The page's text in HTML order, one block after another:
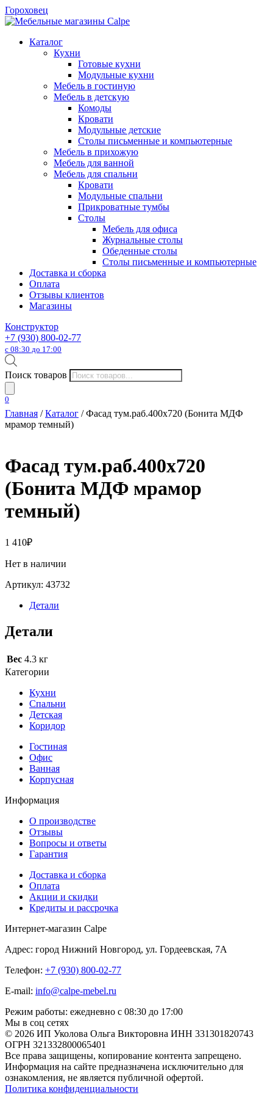
Гороховец
Каталог
Кухни
Готовые кухни
Модульные кухни
Мебель в гостиную
Мебель в детскую
Комоды
Кровати
Модульные детские
Столы письменные и компьютерные
Мебель в прихожую
Мебель для ванной
Мебель для спальни
Кровати
Модульные спальни
Прикроватные тумбы
Столы
Мебель для офиса
Журнальные столы
Обеденные столы
Столы письменные и компьютерные
Доставка и сборка
Оплата
Отзывы клиентов
Магазины
Конструктор
+7 (930) 800-02-77
с 08:30 до 17:00
Поиск товаров
0
Главная /Каталог / Фасад тум.раб.400х720 (Бонита МДФ
мрамор темный)
Фасад тум.раб.400х720
(Бонита МДФ мрамор
темный)
1 410₽
Нет в наличии
Артикул: 43732
Детали
Детали
Вес 4.3 кг
Категории
Кухни
Спальни
Детская
Коридор
Гостиная
Офис
Ванная
Корпусная
Информация
О производстве
Отзывы
Вопросы и ответы
Гарантия
Доставка и сборка
Оплата
Акции и скидки
Кредиты и рассрочка
Интернет-магазин Calpe
Адрес: город Нижний Новгород, ул. Гордеевская, 7А
Телефон: +7 (930) 800-02-77
E-mail: info@calpe-mebel.ru
Режим работы: ежедневно с 08:30 до 17:00
Мы в соц сетях
© 2026 ИП Уколова Ольга Викторовна ИНН 331301820743
ОГРН 321332800065401
Все права защищены, копирование контента запрещено.
Информация на сайте предназначена исключительно для
ознакомления, не является публичной офертой.
Политика конфиденциальности